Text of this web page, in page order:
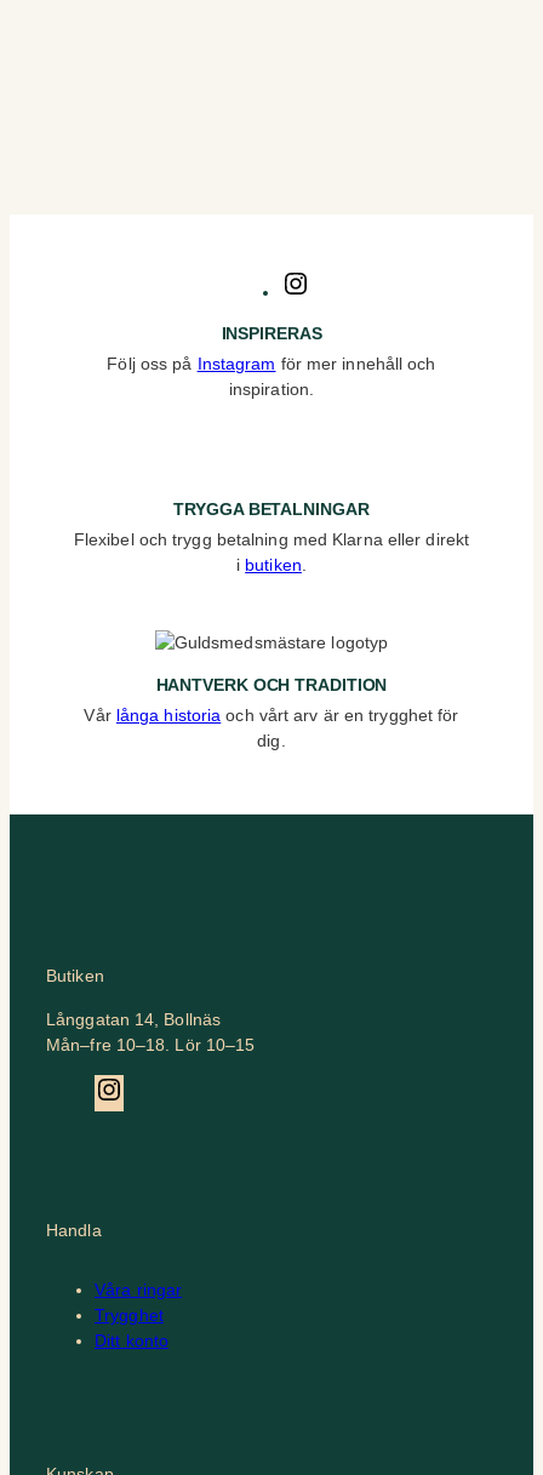
INSPIRERAS
Följ oss på Instagram för mer innehåll och
inspiration.
TRYGGA BETALNINGAR
Flexibel och trygg betalning med Klarna eller direkt
i butiken
HANTVERK OCH TRADITION
Vår långa historia och vårt arv är en trygghet för
dig.
Butiken
Långgatan 14, Bollnäs
Mån–fre 10–18. Lör 10–15
Handla
Våra ringar
Trygghet
Ditt konto